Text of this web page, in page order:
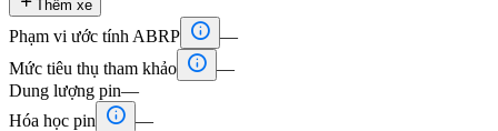
Thêm xe
Phạm vi ước tính ABRP  —
Mức tiêu thụ tham khảo  —
Dung lượng pin—
Hóa học pin
 —